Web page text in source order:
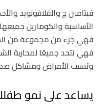
فيتامين ج والفلافونويد
الأساسية والكومارين
فهي جزء من مجموعة من
فهي تتحد جميعًا لمحاربة
وتسبب الأمراض ومشاكل
يساعد على نمو